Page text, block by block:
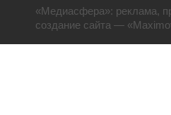
«Медиасфера»: реклама,
создание сайта —